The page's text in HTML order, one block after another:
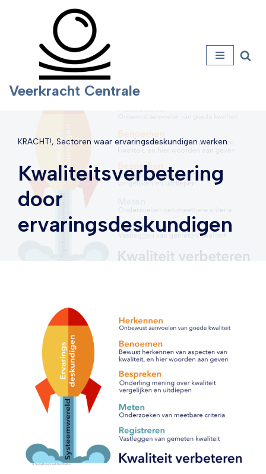
Veerkracht Centrale
KRACHT!, Sectoren waar ervaringsdeskundigen werken
Kwaliteitsverbetering
door
ervaringsdeskundigen